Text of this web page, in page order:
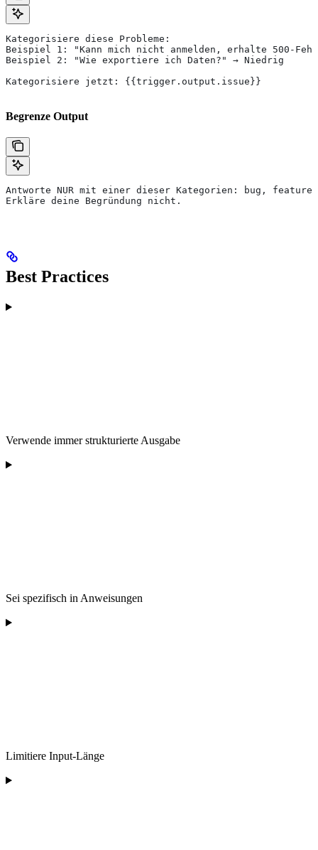
Kategorisiere diese Probleme:
Beispiel 1: "Kann mich nicht anmelden, erhalte 500-
Beispiel 2: "Wie exportiere ich Daten?" → Niedrig
Kategorisiere jetzt: {{trigger.output.issue}}
Begrenze Output
Antworte NUR mit einer dieser Kategorien: bug,
Erkläre deine Begründung nicht.
Best Practices
Verwende immer strukturierte Ausgabe
Sei spezifisch in Anweisungen
Limitiere Input-Länge